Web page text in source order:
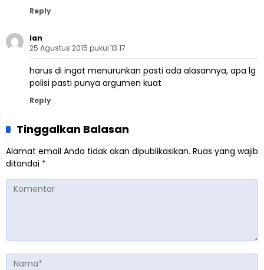
Reply
Ian
25 Agustus 2015 pukul 13:17
harus di ingat menurunkan pasti ada alasannya, apa lg
polisi pasti punya argumen kuat
Reply
Tinggalkan Balasan
Alamat email Anda tidak akan dipublikasikan. Ruas yang wajib
ditandai *